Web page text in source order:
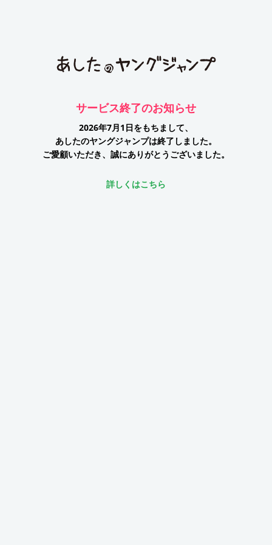
サービス終了のお知らせ
2026年7月1日をもちまして、
あしたのヤングジャンプは終了しました。
ご愛顧いただき、誠にありがとうございました。
詳しくはこちら